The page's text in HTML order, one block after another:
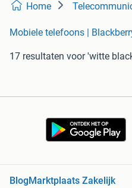
Home
Mobiele telefoons |
17 resultaten voor 'witte
Blog Marktplaats Zakelijk